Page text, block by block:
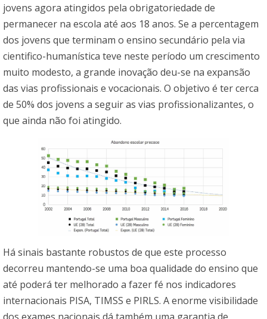
jovens agora atingidos pela obrigatoriedade de
permanecer na escola até aos 18 anos. Se a percentagem
dos jovens que terminam o ensino secundário pela via
cientifico-humanística teve neste período um crescimento
muito modesto, a grande inovação deu-se na expansão
das vias profissionais e vocacionais. O objetivo é ter cerca
de 50% dos jovens a seguir as vias profissionalizantes, o
que ainda não foi atingido.
Há sinais bastante robustos de que este processo
decorreu mantendo-se uma boa qualidade do ensino que
até poderá ter melhorado a fazer fé nos indicadores
internacionais PISA, TIMSS e PIRLS. A enorme visibilidade